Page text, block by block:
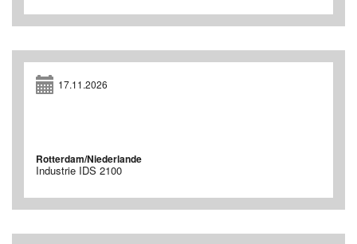
17.11.2026
Rotterdam/Niederlande
Industrie IDS 2100